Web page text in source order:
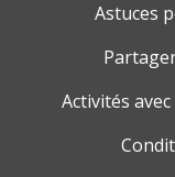
Astuces
Activités